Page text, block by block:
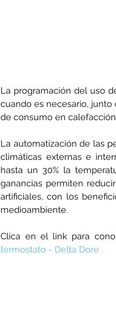
La programación del uso
cuando es necesario, junto
de consumo en
La automatización de las
climáticas externas e
hasta un 30% la
ganancias permiten
artificiales, con los
medioambiente.
Clica en el link para
termostato - Delta Dore